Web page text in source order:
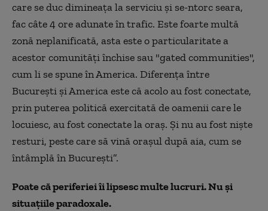
care se duc dimineața la serviciu și se-ntorc seara,
fac câte 4 ore adunate în trafic. Este foarte multă
zonă neplanificată, asta este o particularitate a
acestor comunități închise sau "gated communities",
cum li se spune în America. Diferența între
București și America este că acolo au fost conectate,
prin puterea politică exercitată de oamenii care le
locuiesc, au fost conectate la oraș. Și nu au fost niște
resturi, peste care să vină orașul după aia, cum se
întâmplă în București”.
Poate că periferiei îi lipsesc multe lucruri. Nu și
situațiile paradoxale.